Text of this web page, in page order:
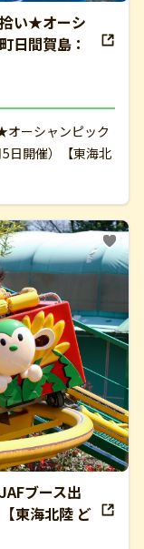
い★オーシ
日間賀島：
オーシャンピック
日開催）【東海北
ブース出
東海北陸 ど